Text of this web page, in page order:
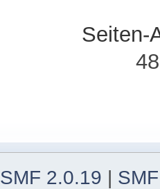
Seiten-
SMF 2.0.19 |